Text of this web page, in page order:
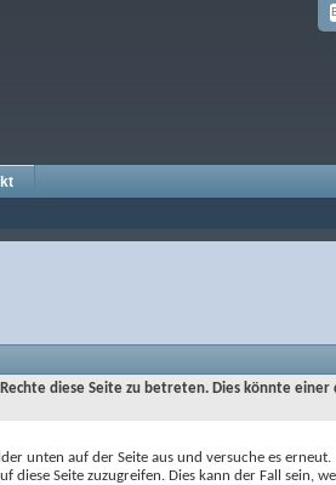
diese Seite zu betreten. Dies könnte einer
unten auf der Seite aus und versuche es erneut.
diese Seite zuzugreifen. Dies kann der Fall sein,